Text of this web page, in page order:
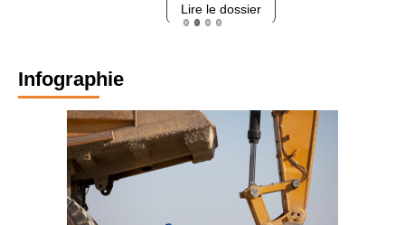
Lire le dossier
Infographie